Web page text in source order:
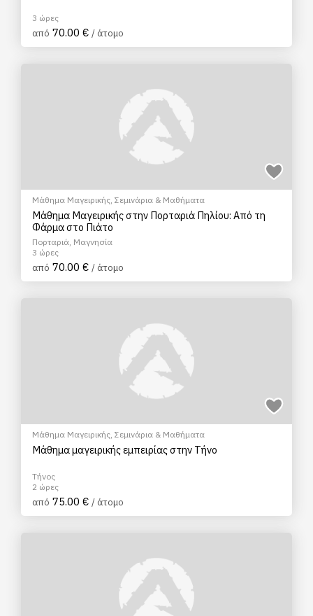
3 ώρες
από 70.00 € / άτομο
Μάθημα Μαγειρικής, Σεμινάρια & Μαθήματα
Μάθημα Μαγειρικής στην Πορταριά Πηλίου: Από τη
Φάρμα στο Πιάτο
Πορταριά, Μαγνησία
3 ώρες
από 70.00 € / άτομο
Μάθημα Μαγειρικής, Σεμινάρια & Μαθήματα
Μάθημα μαγειρικής εμπειρίας στην Τήνο
Τήνος
2 ώρες
από 75.00 € / άτομο